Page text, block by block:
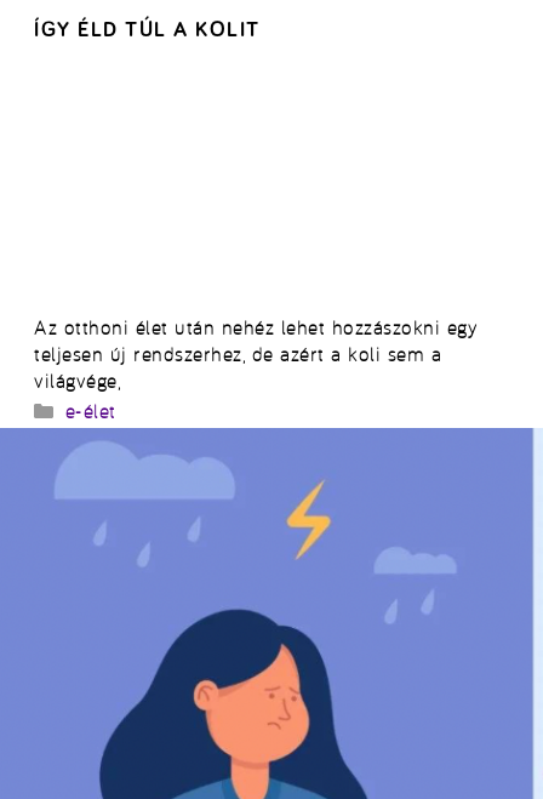
ÍGY ÉLD TÚL A KOLIT
Az otthoni élet után nehéz lehet hozzászokni egy
teljesen új rendszerhez, de azért a koli sem a
világvége,
Kategória
e-élet